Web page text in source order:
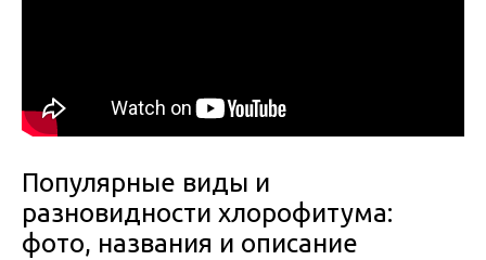
Популярные виды и
разновидности хлорофитума:
фото, названия и описание